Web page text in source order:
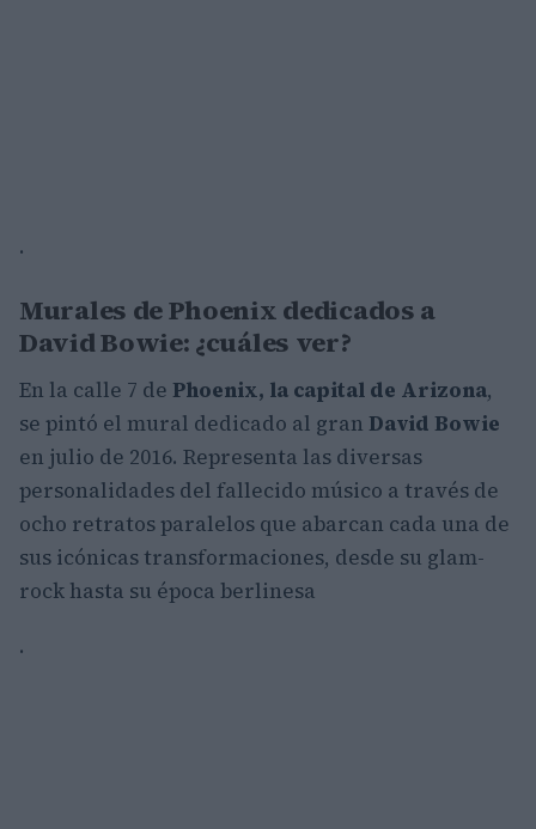
.
Murales de Phoenix dedicados a
David Bowie: ¿cuáles ver?
En la calle 7 de Phoenix, la capital de Arizona,
se pintó el mural dedicado al gran David Bowie
en julio de 2016. Representa las diversas
personalidades del fallecido músico a través de
ocho retratos paralelos que abarcan cada una de
sus icónicas transformaciones, desde su glam-
rock hasta su época berlinesa
.